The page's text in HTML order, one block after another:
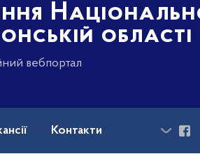
області
вебпортал
Контакти